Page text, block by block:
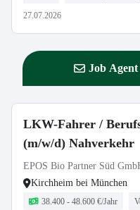
27.07.2026
Job Agent
LKW-Fahrer /
(m/w/d) Nahverkehr
EPOS Bio Partner Süd
Kirchheim bei München
38.400 - 48.600 €/Jahr